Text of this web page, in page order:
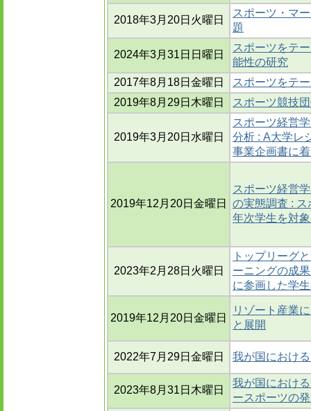
2018年3月20日火曜日
スポーツ・マ
題
2024年3月31日日曜日
スポーツをテ
能性の研究
2017年8月18日金曜日
スポーツをテ
2019年8月29日木曜日
スポーツ競技
2019年3月20日水曜日
スポーツ経営
分析 : A大学レ
事業企画書に
2019年12月20日金曜日
スポーツ経営
の実態調査 :
年次学生を対
2023年2月28日火曜日
トップリーグ
ーニングの成
に参画した学
2019年12月20日金曜日
リゾート産業
と展開
2022年7月29日金曜日 我が国におけ
2023年8月31日木曜日
我が国におけ
ースポーツの